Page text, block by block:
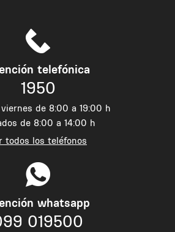
telefónica
1950
de 8:00 a 19:00 h
de 8:00 a 14:00 h
todos los teléfonos
whatsapp
019500